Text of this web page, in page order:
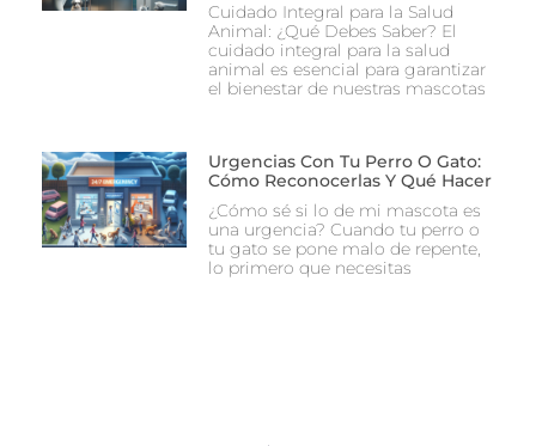
Cuidado Integral para la Salud
Animal: ¿Qué Debes Saber? El
cuidado integral para la salud
animal es esencial para garantizar
el bienestar de nuestras mascotas
Urgencias Con Tu Perro O Gato:
Cómo Reconocerlas Y Qué Hacer
¿Cómo sé si lo de mi mascota es
una urgencia? Cuando tu perro o
tu gato se pone malo de repente,
lo primero que necesitas